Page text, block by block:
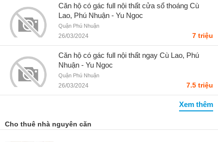
Căn hộ có gác full nội thất cửa sổ thoáng Cù
Lao, Phú Nhuận - Yu Ngoc
Quận Phú Nhuận
26/03/2024 7 triệu
Căn hộ có gác full nội thất ngay Cù Lao, Phú
Nhuận - Yu Ngoc
Quận Phú Nhuận
26/03/2024 7.5 triệu
Xem thêm
Cho thuê nhà nguyên căn